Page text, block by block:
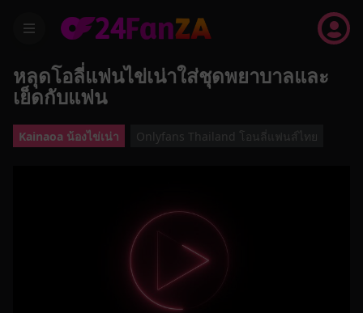
menu
หลุดโอลี่แฟนไข่เน่าใส่ชุดพยาบาลและ
เย็ดกับแฟน
Kainaoa น้องไข่เน่า Onlyfans Thailand โอนลี่แฟนส์ไทย